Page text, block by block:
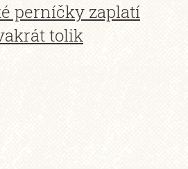
perníčky zaplatí
tolik